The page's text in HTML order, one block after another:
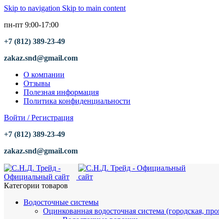
Skip to navigation Skip to main content
пн-пт 9:00-17:00
+7 (812) 389-23-49
zakaz.snd@gmail.com
О компании
Отзывы
Полезная информация
Политика конфиденциальности
Войти / Регистрация
+7 (812) 389-23-49
zakaz.snd@gmail.com
Категории товаров
Водосточные системы
Оцинкованная водосточная система (городская,